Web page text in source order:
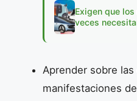
Exigen que
veces
Aprender sobre
manifestaciones